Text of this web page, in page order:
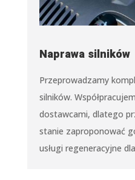
Naprawa silników
Przeprowadzamy
silników.
dostawcami, dlatego
stanie zaproponować
usługi regeneracyjne